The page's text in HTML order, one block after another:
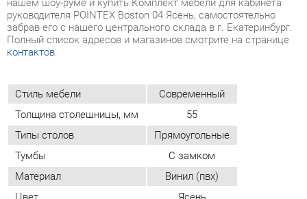
Толщина столешницы, мм
55
Типы столов
Прямоугольные
Тумбы
Цвет Ясень
ОТЗЫВЫ
Пока нет отзывов, поделитесь первым своим мнением.
ДОБАВИТЬ ОТЗЫВ